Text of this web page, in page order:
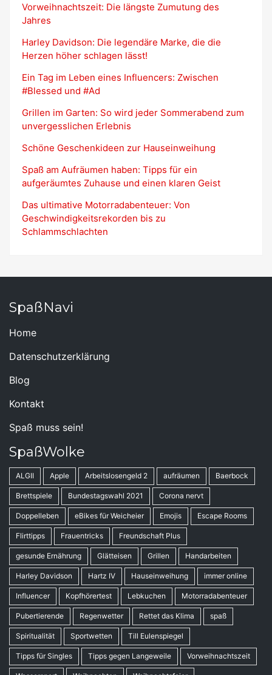
Vorweihnachtszeit: Die längste Zumutung des
Jahres
Harley Davidson: Die legendäre Marke, die die
Herzen höher schlagen lässt!
Ein Tag im Leben eines Influencers: Zwischen
#Blessed und #Ad
Grillen im Garten: So wird jeder Sommerabend zum
unvergesslichen Erlebnis
Schöne Geschenkideen zur Hauseinweihung
Spaß am Aufräumen haben: Tipps für ein
aufgeräumtes Zuhause und einen klaren Geist
Das ultimative Motorradabenteuer: Von
Geschwindigkeitsrekorden bis zu
Schlammschlachten
SpaßNavi
Home
Datenschutzerklärung
Blog
Kontakt
Spaß muss sein!
SpaßWolke
ALGII Apple Arbeitslosengeld 2 aufräumen Baerbock
Brettspiele Bundestagswahl 2021 Corona nervt
Doppelleben eBikes für Weicheier Emojis Escape Rooms
Flirttipps Frauentricks Freundschaft Plus
gesunde Ernährung Glätteisen Grillen Handarbeiten
Harley Davidson Hartz IV Hauseinweihung immer online
Influencer Kopfhörertest Lebkuchen Motorradabenteuer
Pubertierende Regenwetter Rettet das Klima spaß
Spiritualität Sportwetten Till Eulenspiegel
Tipps für Singles Tipps gegen Langeweile Vorweihnachtszeit